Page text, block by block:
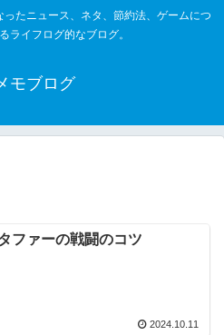
たニュース、ネタ、節約法、ゲームにつ
ライフログ的なブログ。
モブログ
ファーの戦闘のコツ
2024.10.11